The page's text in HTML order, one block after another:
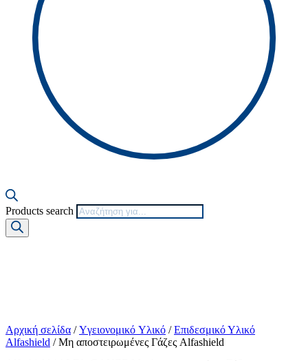
Products search
Αρχική σελίδα /Yγειονομικό Yλικό /Επιδεσμικό Υλικό
Alfashield / Μη αποστειρωμένες Γάζες Alfashield